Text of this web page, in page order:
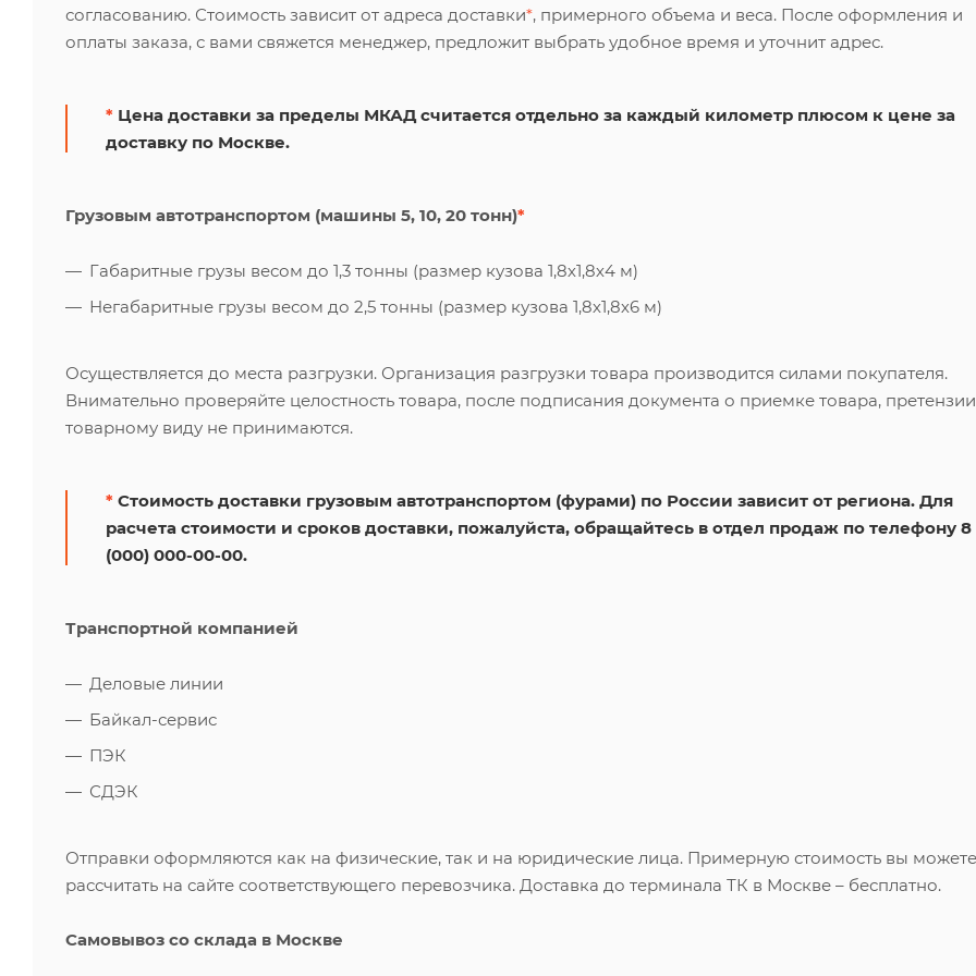
согласованию. Стоимость зависит от адреса доставки*, примерного объема и веса. После оформления и
оплаты заказа, с вами свяжется менеджер, предложит выбрать удобное время и уточнит адрес.
* Цена доставки за пределы МКАД считается отдельно за каждый километр плюсом к цене за
доставку по Москве.
Грузовым автотранспортом (машины 5, 10, 20 тонн)*
Габаритные грузы весом до 1,3 тонны (размер кузова 1,8х1,8х4 м)
Негабаритные грузы весом до 2,5 тонны (размер кузова 1,8х1,8х6 м)
Осуществляется до места разгрузки. Организация разгрузки товара производится силами покупателя.
Внимательно проверяйте целостность товара, после подписания документа о приемке товара,
товарному виду не принимаются.
* Стоимость доставки грузовым автотранспортом (фурами) по России зависит от региона. Для
расчета стоимости и сроков доставки, пожалуйста, обращайтесь в отдел продаж по телефону 8
(000) 000-00-00.
Транспортной компанией
Деловые линии
Байкал-сервис
ПЭК
СДЭК
Отправки оформляются как на физические, так и на юридические лица. Примерную стоимость вы можете
рассчитать на сайте соответствующего перевозчика. Доставка до терминала ТК в Москве – бесплатно.
Самовывоз со склада в Москве